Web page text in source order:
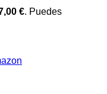
€. Puedes